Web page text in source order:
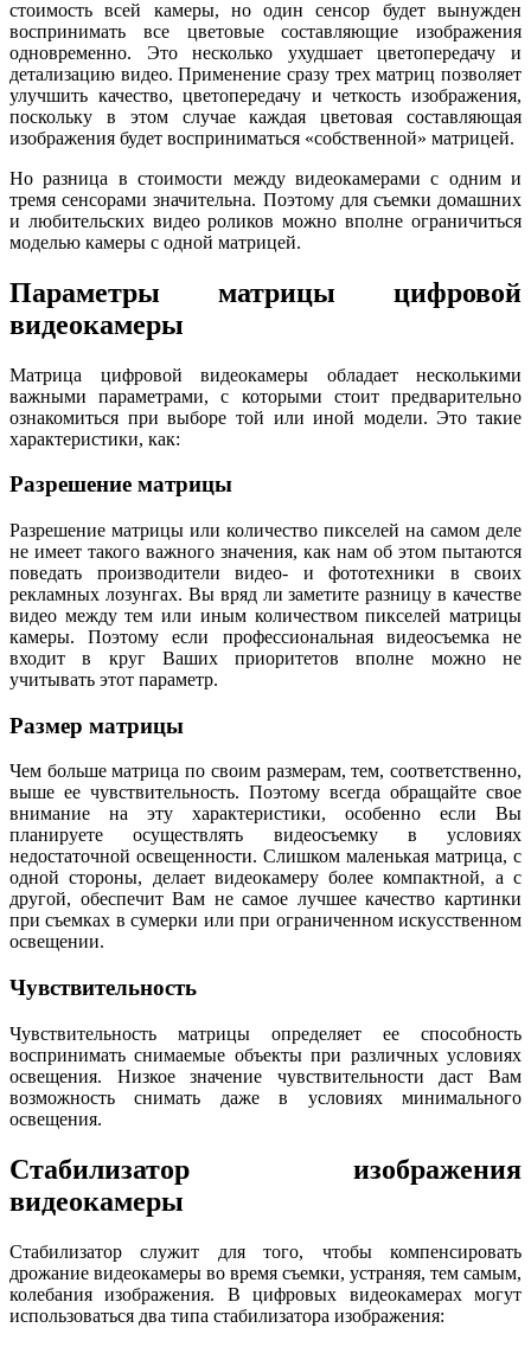
стоимость всей камеры, но один сенсор будет вынужден
воспринимать все цветовые составляющие изображения
одновременно. Это несколько ухудшает цветопередачу и
детализацию видео. Применение сразу трех матриц позволяет
улучшить качество, цветопередачу и четкость изображения,
поскольку в этом случае каждая цветовая составляющая
изображения будет восприниматься «собственной» матрицей.
Но разница в стоимости между видеокамерами с одним и
тремя сенсорами значительна. Поэтому для съемки домашних
и любительских видео роликов можно вполне ограничиться
моделью камеры с одной матрицей.
Параметры матрицы цифровой
видеокамеры
Матрица цифровой видеокамеры обладает несколькими
важными параметрами, с которыми стоит предварительно
ознакомиться при выборе той или иной модели. Это такие
характеристики, как:
Разрешение матрицы
Разрешение матрицы или количество пикселей на самом деле
не имеет такого важного значения, как нам об этом пытаются
поведать производители видео- и фототехники в своих
рекламных лозунгах. Вы вряд ли заметите разницу в качестве
видео между тем или иным количеством пикселей матрицы
камеры. Поэтому если профессиональная видеосъемка не
входит в круг Ваших приоритетов вполне можно не
учитывать этот параметр.
Размер матрицы
Чем больше матрица по своим размерам, тем, соответственно,
выше ее чувствительность. Поэтому всегда обращайте свое
внимание на эту характеристики, особенно если Вы
планируете осуществлять видеосъемку в условиях
недостаточной освещенности. Слишком маленькая матрица, с
одной стороны, делает видеокамеру более компактной, а с
другой, обеспечит Вам не самое лучшее качество картинки
при съемках в сумерки или при ограниченном искусственном
освещении.
Чувствительность
Чувствительность матрицы определяет ее способность
воспринимать снимаемые объекты при различных условиях
освещения. Низкое значение чувствительности даст Вам
возможность снимать даже в условиях минимального
освещения.
Стабилизатор изображения
видеокамеры
Стабилизатор служит для того, чтобы компенсировать
дрожание видеокамеры во время съемки, устраняя, тем самым,
колебания изображения. В цифровых видеокамерах могут
использоваться два типа стабилизатора изображения: